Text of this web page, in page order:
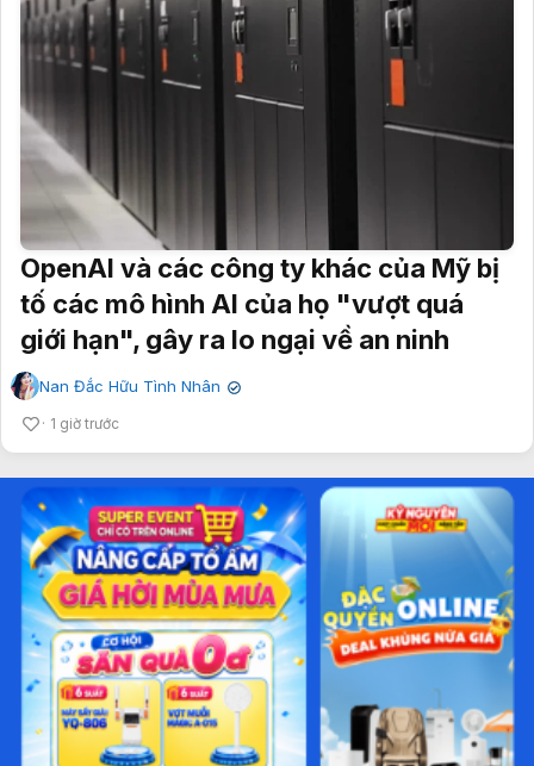
OpenAI và các công ty khác của Mỹ bị
tố các mô hình AI của họ "vượt quá
giới hạn", gây ra lo ngại về an ninh
Nan Đắc Hữu Tình Nhân ✔
1 giờ trước